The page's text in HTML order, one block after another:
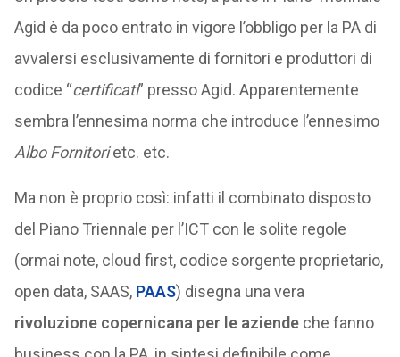
Agid è da poco entrato in vigore l’obbligo per la PA di
avvalersi esclusivamente di fornitori e produttori di
codice “certificati” presso Agid. Apparentemente
sembra l’ennesima norma che introduce l’ennesimo
Albo Fornitorietc. etc.
Ma non è proprio così: infatti il combinato disposto
del Piano Triennale per l’ICT con le solite regole
(ormai note, cloud first, codice sorgente proprietario,
open data, SAAS, PAAS) disegna una vera
rivoluzione copernicana per le aziendeche fanno